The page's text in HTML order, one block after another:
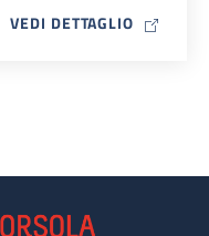
VEDI DETTAGLIO MAP ICON